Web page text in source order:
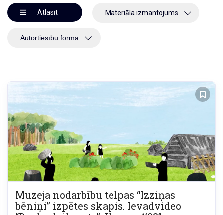
Atlasīt Materiāla izmantojums
Muzeja nodarbību telpas “Izziņas
bēniņi” izpētes skapis. Ievadvideo